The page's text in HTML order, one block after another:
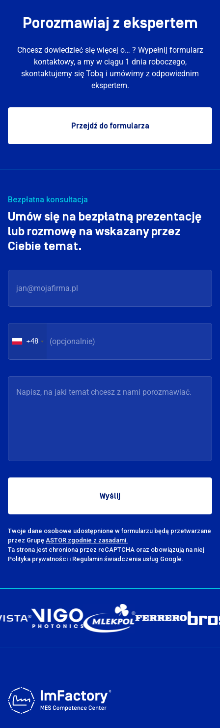
Porozmawiaj z ekspertem
Chcesz dowiedzieć się więcej o… ? Wypełnij formularz
kontaktowy, a my w ciągu 1 dnia roboczego,
skontaktujemy się Tobą i umówimy z odpowiednim
ekspertem.
Przejdź do formularza
Bezpłatna konsultacja
Umów się na bezpłatną prezentację
lub rozmowę na wskazany przez
Ciebie temat.
+48
Twoje dane osobowe udostępnione w formularzu będą przetwarzane
przez Grupę ASTOR zgodnie z zasadami.
Ta strona jest chroniona przez reCAPTCHA oraz obowiązują na niej
Polityka prywatności i Regulamin świadczenia usług Google.